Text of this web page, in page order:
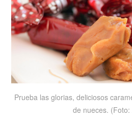
Prueba las glorias, deliciosos
de nueces. (Foto: